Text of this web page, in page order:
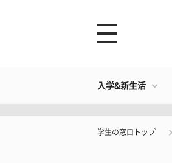
入学&新生活
学生の窓口トップ